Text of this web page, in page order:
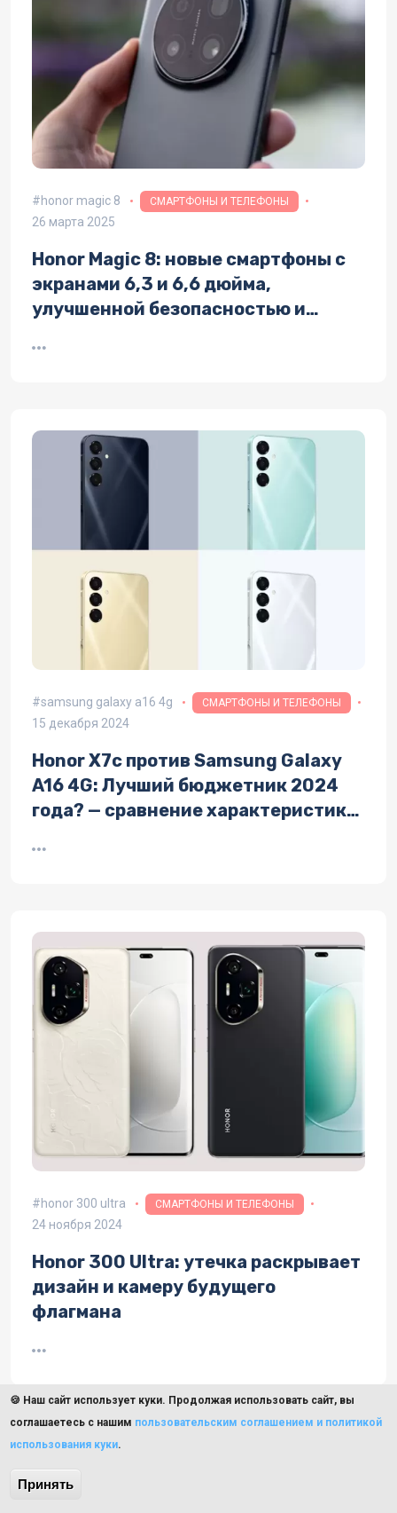
honor magic 8 СМАРТФОНЫ И ТЕЛЕФОНЫ
26 марта 2025
Honor Magic 8: новые смартфоны с
экранами 6,3 и 6,6 дюйма,
улучшенной безопасностью и
samsung galaxy a16 4g СМАРТФОНЫ И ТЕЛЕФОНЫ
15 декабря 2024
Honor X7c против Samsung Galaxy
A16 4G: Лучший бюджетник 2024
года? — сравнение характеристик
honor 300 ultra СМАРТФОНЫ И ТЕЛЕФОНЫ
24 ноября 2024
Honor 300 Ultra: утечка раскрывает
дизайн и камеру будущего
флагмана
🍪 Наш сайт использует куки. Продолжая использовать сайт, вы
соглашаетесь с нашим пользовательским соглашением и политикой
использования куки.
Принять